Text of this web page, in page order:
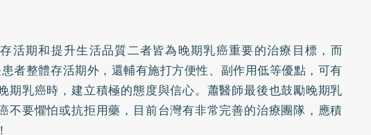
活期和提升生活品質二者皆為晚期乳癌重要的治療目標，而
者整體存活期外，還輔有施打方便性、副作用低等優點，可有
期乳癌時，建立積極的態度與信心。蕭醫師最後也鼓勵晚期乳
不要懼怕或抗拒用藥，目前台灣有非常完善的治療團隊，應積